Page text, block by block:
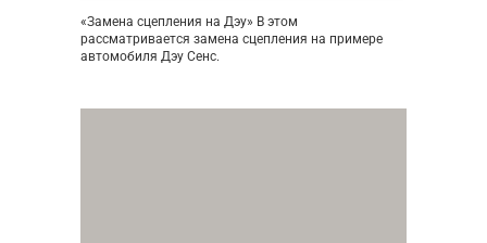
«Замена сцепления на Дэу» В этом
рассматривается замена сцепления на примере
автомобиля Дэу Сенс.